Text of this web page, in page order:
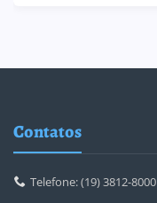
Contatos
Telefone: (19) 3812-8000